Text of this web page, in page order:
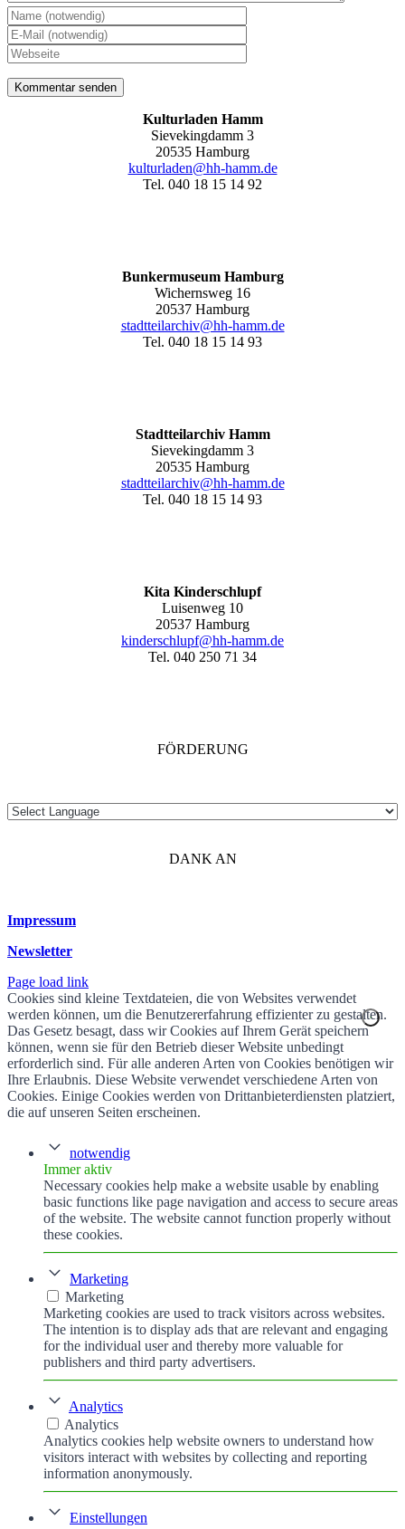
Kulturladen Hamm
Sievekingdamm 3
20535 Hamburg
kulturladen@hh-hamm.de
Tel. 040 18 15 14 92
Bunkermuseum Hamburg
Wichernsweg 16
20537 Hamburg
stadtteilarchiv@hh-hamm.de
Tel. 040 18 15 14 93
Stadtteilarchiv Hamm
Sievekingdamm 3
20535 Hamburg
stadtteilarchiv@hh-hamm.de
Tel. 040 18 15 14 93
Kita Kinderschlupf
Luisenweg 10
20537 Hamburg
kinderschlupf@hh-hamm.de
Tel. 040 250 71 34
FÖRDERUNG
DANK AN
Impressum
Newsletter
Page load link
Cookies sind kleine Textdateien, die von Websites verwendet
werden können, um die Benutzererfahrung effizienter zu gestalten.
Das Gesetz besagt, dass wir Cookies auf Ihrem Gerät speichern
können, wenn sie für den Betrieb dieser Website unbedingt
erforderlich sind. Für alle anderen Arten von Cookies benötigen wir
Ihre Erlaubnis. Diese Website verwendet verschiedene Arten von
Cookies. Einige Cookies werden von Drittanbieterdiensten platziert,
die auf unseren Seiten erscheinen.
notwendig
Immer aktiv
Necessary cookies help make a website usable by enabling
basic functions like page navigation and access to secure areas
of the website. The website cannot function properly without
these cookies.
Marketing
Marketing
Marketing cookies are used to track visitors across websites.
The intention is to display ads that are relevant and engaging
for the individual user and thereby more valuable for
publishers and third party advertisers.
Analytics
Analytics
Analytics cookies help website owners to understand how
visitors interact with websites by collecting and reporting
information anonymously.
Einstellungen